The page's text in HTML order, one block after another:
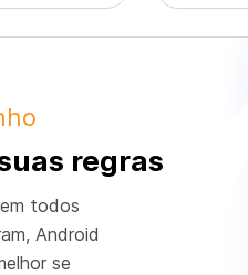
regras
todos
Android
se